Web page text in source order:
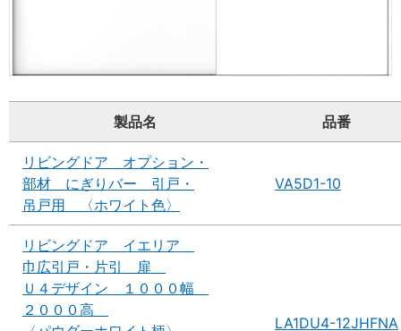
製品名 品番
リビングドア オプション・
部材 にぎりバー 引戸・
吊戸用 〈ホワイト色〉
VA5D1-10
リビングドア イエリア
巾広引戸・片引 扉
Ｕ４デザイン １０００幅
２０００高
LA1DU4-12JHFNA